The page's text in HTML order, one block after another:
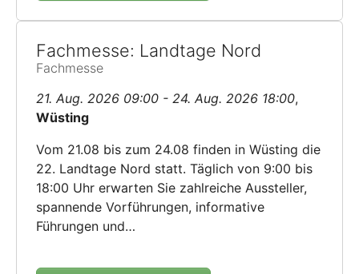
Fachmesse: Landtage Nord
Fachmesse
21. Aug. 2026 09:00 - 24. Aug. 2026 18:00,
Wüsting
Vom 21.08 bis zum 24.08 finden in Wüsting die
22. Landtage Nord statt. Täglich von 9:00 bis
18:00 Uhr erwarten Sie zahlreiche Aussteller,
spannende Vorführungen, informative
Führungen und…